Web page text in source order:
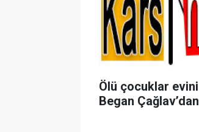
Ölü çocuklar
Began